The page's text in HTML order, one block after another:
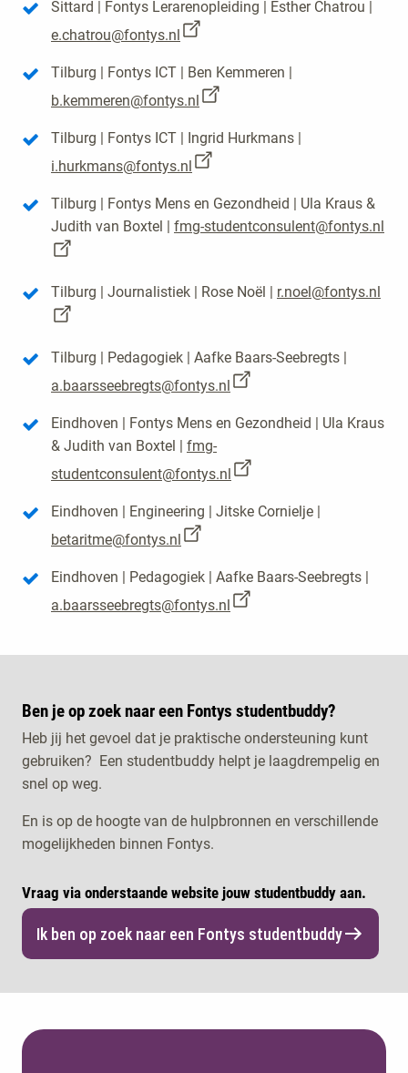
Sittard | Fontys Lerarenopleiding | Esther Chatrou |
e.chatrou@fontys.nl
Tilburg | Fontys ICT | Ben Kemmeren |
b.kemmeren@fontys.nl
Tilburg | Fontys ICT | Ingrid Hurkmans |
i.hurkmans@fontys.nl
Tilburg | Fontys Mens en Gezondheid | Ula Kraus &
Judith van Boxtel | fmg-studentconsulent@fontys.nl
Tilburg | Journalistiek | Rose Noël | r.noel@fontys.nl
Tilburg | Pedagogiek | Aafke Baars-Seebregts |
a.baarsseebregts@fontys.nl
Eindhoven | Fontys Mens en Gezondheid | Ula Kraus
& Judith van Boxtel | fmg-
studentconsulent@fontys.nl
Eindhoven | Engineering | Jitske Cornielje |
betaritme@fontys.nl
Eindhoven | Pedagogiek | Aafke Baars-Seebregts |
a.baarsseebregts@fontys.nl
Ben je op zoek naar een Fontys studentbuddy?
Heb jij het gevoel dat je praktische ondersteuning kunt
gebruiken? Een studentbuddy helpt je laagdrempelig en
snel op weg.
En is op de hoogte van de hulpbronnen en verschillende
mogelijkheden binnen Fontys.
Vraag via onderstaande website jouw studentbuddy aan.
Ik ben op zoek naar een Fontys studentbuddy